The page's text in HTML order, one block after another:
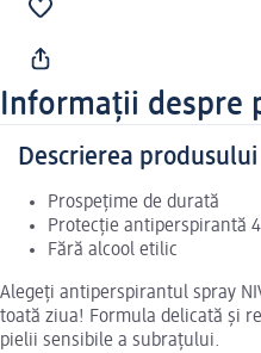
Informații despre
Descrierea produsului
Prospețime de durată
Protecție antiperspirantă
Fără alcool etilic
Alegeți antiperspirantul spray
toată ziua! Formula delicată și
pielii sensibile a subrațului.